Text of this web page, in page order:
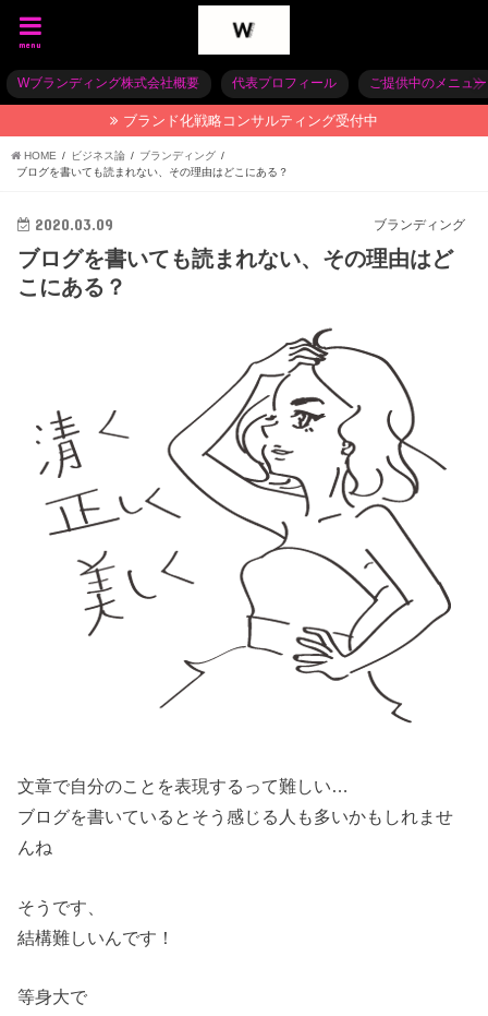
menu
Wブランディング株式会社概要 代表プロフィール ご提供中のメニュー
ブランド化戦略コンサルティング受付中
HOME ビジネス論
ブランディング
ブログを書いても読まれない、その理由はどこにある？
ブランディング
2020.03.09
ブログを書いても読まれない、その理由はど
こにある？
文章で自分のことを表現するって難しい…
ブログを書いているとそう感じる人も多いかもしれませ
んね
そうです、
結構難しいんです！
等身大で